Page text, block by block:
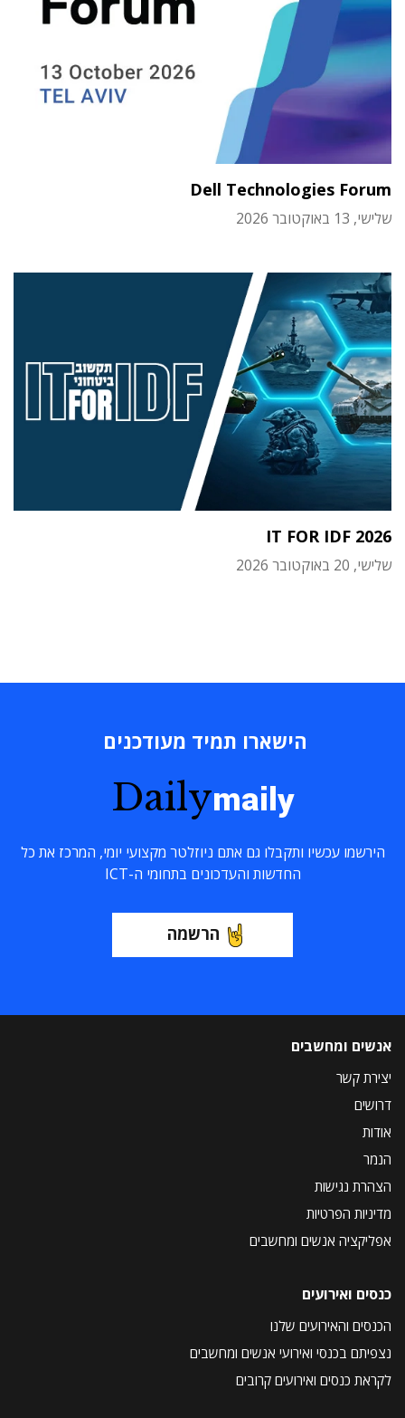
Dell Technologies Forum
שלישי, 13 באוקטובר 2026
IT FOR IDF 2026
שלישי, 20 באוקטובר 2026
הישארו תמיד מעודכנים
Dailymaily
הירשמו עכשיו ותקבלו גם אתם ניוזלטר מקצועי יומי, המרכז את כל
החדשות והעדכונים בתחומי ה-ICT
הרשמה
אנשים ומחשבים
יצירת קשר
דרושים
אודות
הנמר
הצהרת נגישות
מדיניות הפרטיות
אפליקציה אנשים ומחשבים
כנסים ואירועים
הכנסים והאירועים שלנו
נצפיתם בכנסי ואירועי אנשים ומחשבים
לקראת כנסים ואירועים קרובים